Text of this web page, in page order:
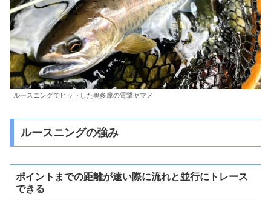
ルースニングでヒットした奥多摩の電撃ヤマメ
ルースニングの強み
ポイントまでの距離が遠い際に流れと並行にトレース
できる